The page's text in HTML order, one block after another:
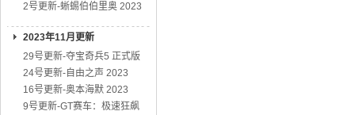
2号更新-蜥蜴伯伯里奥 2023
2023年11月更新
29号更新-夺宝奇兵5 正式版
24号更新-自由之声 2023
16号更新-奥本海默 2023
9号更新-GT赛车：极速狂飙